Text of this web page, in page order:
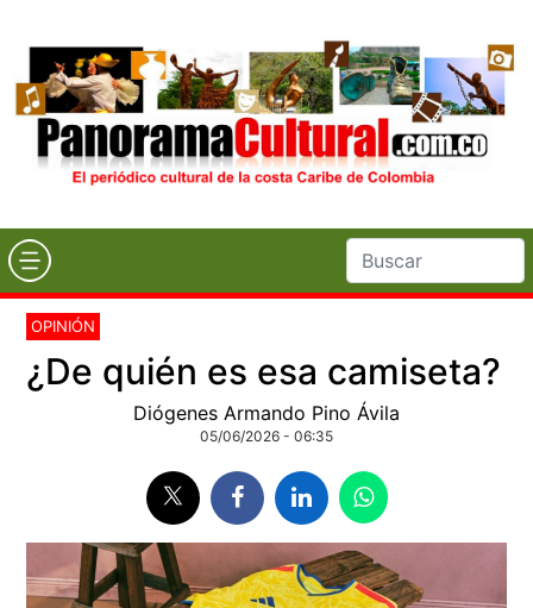
OPINIÓN
¿De quién es esa camiseta?
Diógenes Armando Pino Ávila
05/06/2026 - 06:35